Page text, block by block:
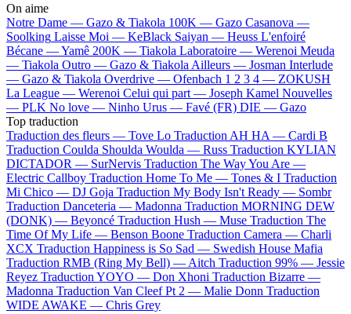
On aime
Notre Dame — Gazo & Tiakola 100K — Gazo Casanova —
Soolking Laisse Moi — KeBlack Saiyan — Heuss L'enfoiré
Bécane —Yamê 200K — Tiakola Laboratoire — Werenoi Meuda
— Tiakola Outro — Gazo & Tiakola Ailleurs — Josman Interlude
— Gazo & Tiakola Overdrive — Ofenbach 1 2 3 4 — ZOKUSH
La League — Werenoi Celui qui part — Joseph Kamel Nouvelles
— PLK No love — Ninho Urus — Favé (FR) DIE — Gazo
Top traduction
Traduction des fleurs — Tove Lo Traduction AH HA — Cardi B
Traduction Coulda Shoulda Woulda — Russ Traduction KYLIAN
DICTADOR — SurNervis Traduction The Way You Are —
Electric Callboy Traduction Home To Me — Tones & I Traduction
Mi Chico — DJ Goja Traduction My Body Isn't Ready — Sombr
Traduction Danceteria — Madonna Traduction MORNING DEW
(DONK) — Beyoncé Traduction Hush — Muse Traduction The
Time Of My Life — Benson Boone Traduction Camera — Charli
XCX Traduction Happiness is So Sad — Swedish House Mafia
Traduction RMB (Ring My Bell) — Aitch Traduction 99% — Jessie
Reyez Traduction YOYO — Don Xhoni Traduction Bizarre —
Madonna Traduction Van Cleef Pt 2 — Malie Donn Traduction
WIDE AWAKE — Chris Grey